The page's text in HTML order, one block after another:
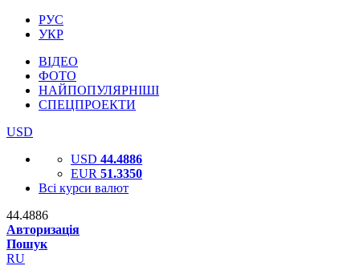
РУС
УКР
ВІДЕО
ФОТО
НАЙПОПУЛЯРНІШІ
СПЕЦПРОЕКТИ
USD
USD 44.4886
EUR 51.3350
Всі курси валют
44.4886
Авторизація
Пошук
RU